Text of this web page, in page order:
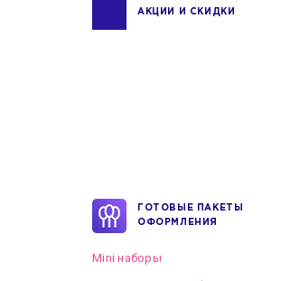
АКЦИИ И СКИДКИ
ГОТОВЫЕ ПАКЕТЫ
ОФОРМЛЕНИЯ
Mini наборы